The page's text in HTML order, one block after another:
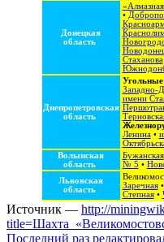
Донецкая
область
•
Стаханова
Днепропетровская
область
Западно-
имени
Ленина•
Волынская
область
Бужанская
№ 5 •
Львовская
область
Заречная•
Степная•
Источник — http://
Последний раз